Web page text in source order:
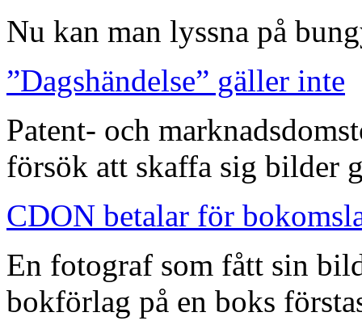
Nu kan man lyssna på
”Dagshändelse” gäller inte
Patent- och
försök att skaffa sig bilder
CDON betalar för
En fotograf som fått sin
bokförlag på en boks